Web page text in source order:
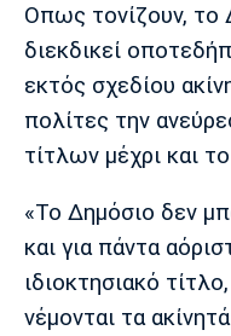
Οπως τονίζουν, το
διεκδικεί
εκτός σχεδίου
πολίτες την
τίτλων μέχρι και
«Το Δημόσιο δεν
και για πάντα
ιδιοκτησιακό
νέμονται τα